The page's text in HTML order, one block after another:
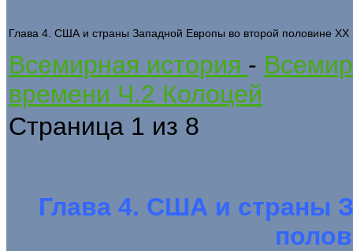
Глава 4. США и страны Западной Европы во второй половине XX
Всемирная история -
времени Ч.2 Колоцей
Страница 1 из 8
Глава 4. США и страны